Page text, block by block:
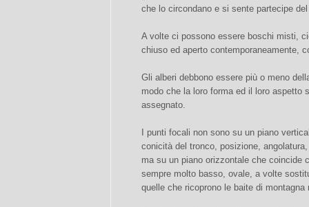
che lo circondano e si sente partecipe
A volte ci possono essere boschi misti,
chiuso ed aperto contemporaneamente,
Gli alberi debbono essere più o meno
modo che la loro forma ed il loro aspetto
assegnato.
I punti focali non sono su un piano
conicità del tronco, posizione,
ma su un piano orizzontale che coincide
sempre molto basso, ovale, a volte
quelle che ricoprono le baite di